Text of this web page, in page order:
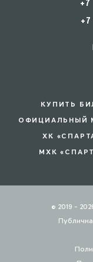
КУПИТЬ
ОФИЦИАЛЬНЫЙ
ХК
МХК
© 2019 -